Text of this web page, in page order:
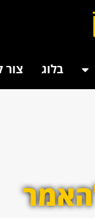
בלוג צור